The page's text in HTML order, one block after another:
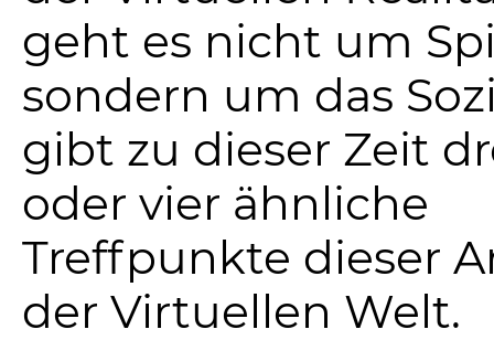
geht es nicht um
sondern um das
gibt zu dieser Zeit
oder vier ähnliche
Treffpunkte dieser
der Virtuellen Welt.